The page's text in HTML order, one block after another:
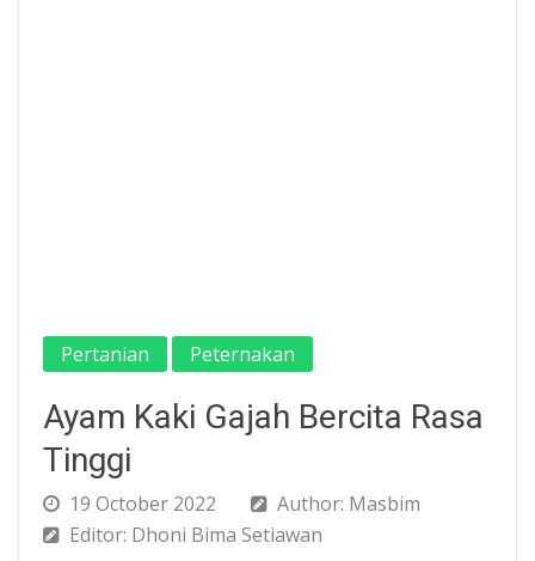
Pertanian Peternakan
Ayam Kaki Gajah Bercita Rasa
Tinggi
19 October 2022
Author: Masbim
Editor: Dhoni Bima Setiawan